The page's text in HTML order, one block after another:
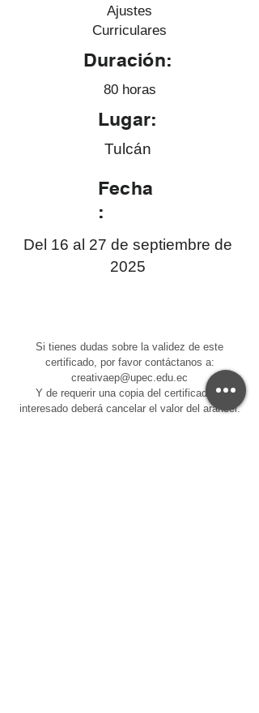
Ajustes
Curriculares
Duración:
80 horas
Lugar:
Tulcán
Fecha
:
Del 16 al 27 de septiembre de
2025
Si tienes dudas sobre la validez de este
certificado, por favor contáctanos a:
creativaep@upec.edu.ec
Y de requerir una copia del certificado el
interesado deberá cancelar el valor del arancel.